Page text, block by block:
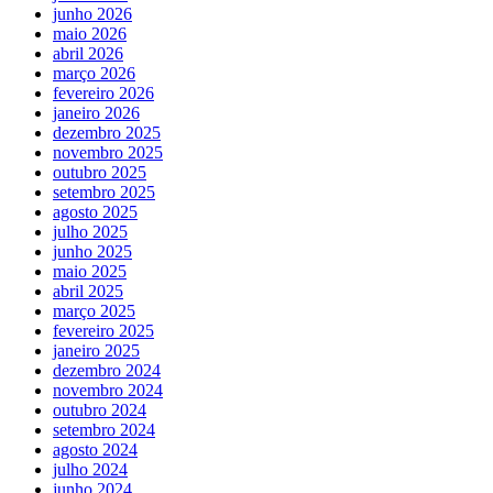
junho 2026
maio 2026
abril 2026
março 2026
fevereiro 2026
janeiro 2026
dezembro 2025
novembro 2025
outubro 2025
setembro 2025
agosto 2025
julho 2025
junho 2025
maio 2025
abril 2025
março 2025
fevereiro 2025
janeiro 2025
dezembro 2024
novembro 2024
outubro 2024
setembro 2024
agosto 2024
julho 2024
junho 2024